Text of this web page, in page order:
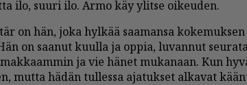
ilo, suu­ri ilo. Ar­mo käy ylit­se oi­keu­den.
on hän, joka hyl­kää saa­man­sa ko­ke­muk­sen
on saa­nut kuul­la ja op­pia, lu­van­nut
ja vie hä­net mu­ka­naan. Kun
mut­ta hä­dän tul­les­sa aja­tuk­set al­ka­vat